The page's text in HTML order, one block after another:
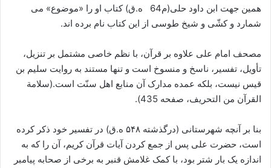
همین جهت ابن داود حلی(م64 ه.ق) کتاب او را «موضوع» می
شمارد و کشّی و شیخ طوسی از این کتاب نام برده اند.
مصحف امام علی علاوه بر قرآن، با نظم خاصی مشتمل بر تنزیل،
تأویل، تفسیر، ناسخ و منسوخ است و تنها مستند به روایت سلیم بن
قیس نیست، بلکه عمده مدارک آن منابع اهل سنّت است.(سلامة
القرآن من التحریف، صفحه 435).
بنا بر آنچه شهرستانی (درگذشته ۵۴۸ ه.ق) در تفسیر خود ذکر کرده
است، حضرت علی پس از جمع کردن آیات قرآن کریم، آن را که به
اندازه یک بار شتر بود، با کمک غلامش قنبر به برخی از صحابه پیامبر